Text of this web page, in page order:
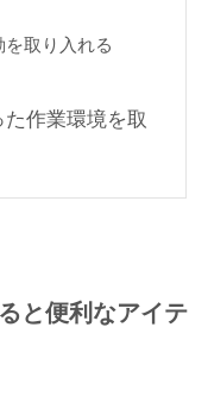
取り入れる
作業環境を取
と便利なアイテ